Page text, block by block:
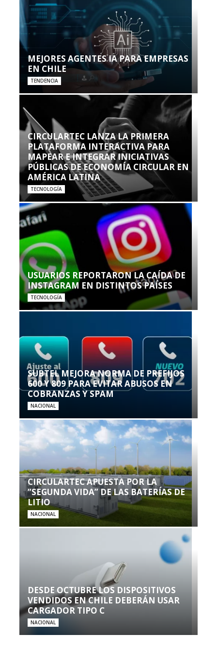
MEJORES AGENTES IA PARA EMPRESAS
EN CHILE
TENDENCIA
CIRCULARTEC LANZA LA PRIMERA
PLATAFORMA INTERACTIVA PARA
MAPEAR E INTEGRAR INICIATIVAS
PÚBLICAS DE ECONOMÍA CIRCULAR EN
AMÉRICA LATINA
TECNOLOGÍA
USUARIOS REPORTARON LA CAÍDA DE
INSTAGRAM EN DISTINTOS PAÍSES
TECNOLOGÍA
SUBTEL MEJORA NORMA DE PREFIJOS
600 Y 809 PARA EVITAR ABUSOS EN
COBRANZAS Y SPAM
NACIONAL
CIRCULARTEC APUESTA POR LA
“SEGUNDA VIDA” DE LAS BATERÍAS DE
LITIO
NACIONAL
DESDE OCTUBRE LOS DISPOSITIVOS
VENDIDOS EN CHILE DEBERÁN USAR
CARGADOR TIPO C
NACIONAL